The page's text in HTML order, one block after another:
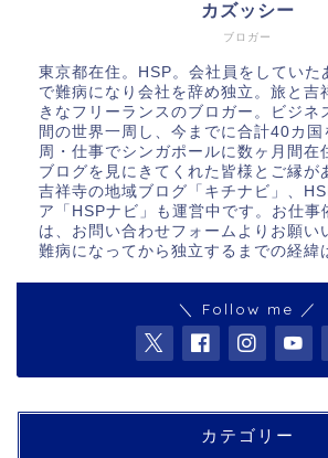
ブロガー
カズッシー
東京都在住。HSP。会社員をしていた
で難病になり会社を辞め独立。旅と吉
きなフリーランスのブロガー。ビジネ
間の世界一周し、今までに合計40カ
周・仕事でシンガポールに数ヶ月間在
ブログを見にきてくれた皆様とご縁が
吉祥寺の地域ブログ「キチナビ」、
ア「HSPナビ」も運営中です。お仕事
は、お問い合わせフォームよりお願い
難病になってから独立するまでの経緯
＼ Follow me ／
カテゴリー